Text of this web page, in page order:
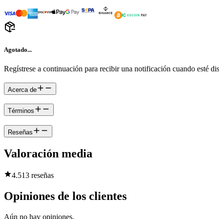
Agotado...
Regístrese a continuación para recibir una notificación cuando esté
Acerca de
Términos
Reseñas
Valoración media
4.513 reseñas
Opiniones de los clientes
Aún no hay opiniones.